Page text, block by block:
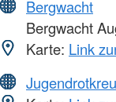
Bergwacht
Bergwacht
Karte: Link